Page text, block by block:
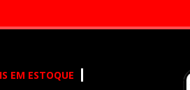
EM ESTOQUE